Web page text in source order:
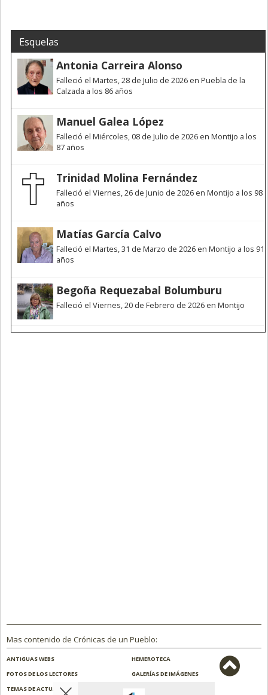
Esquelas
Antonia Carreira Alonso
Falleció el Martes, 28 de Julio de 2026 en Puebla de la
Calzada a los 86 años
Manuel Galea López
Falleció el Miércoles, 08 de Julio de 2026 en Montijo a los
87 años
Trinidad Molina Fernández
Falleció el Viernes, 26 de Junio de 2026 en Montijo a los 98
años
Matías García Calvo
Falleció el Martes, 31 de Marzo de 2026 en Montijo a los 91
años
Begoña Requezabal Bolumburu
Falleció el Viernes, 20 de Febrero de 2026 en Montijo
Mas contenido de Crónicas de un Pueblo:
ANTIGUAS WEBS
HEMEROTECA
FOTOS DE LOS LECTORES
GALERÍAS DE IMÁGENES
TEMAS DE ACTUALIDAD